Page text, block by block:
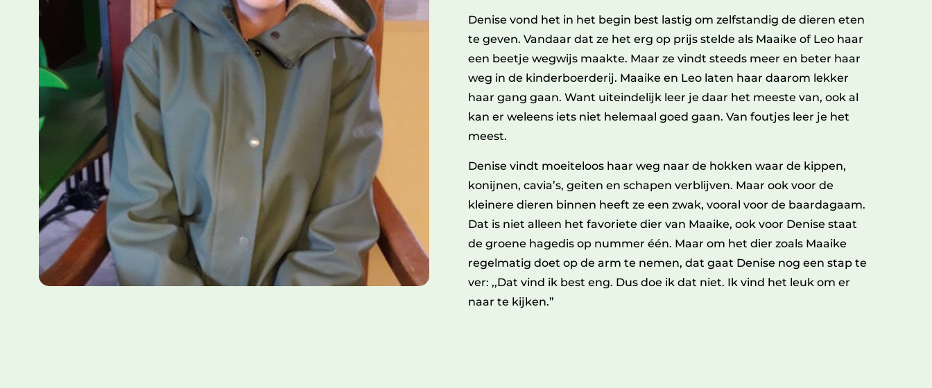
Denise vond het in het begin best lastig om zelfstandig de dieren eten
te geven. Vandaar dat ze het erg op prijs stelde als Maaike of Leo haar
een beetje wegwijs maakte. Maar ze vindt steeds meer en beter haar
weg in de kinderboerderij. Maaike en Leo laten haar daarom lekker
haar gang gaan. Want uiteindelijk leer je daar het meeste van, ook al
kan er weleens iets niet helemaal goed gaan. Van foutjes leer je het
meest.
Denise vindt moeiteloos haar weg naar de hokken waar de kippen,
konijnen, cavia’s, geiten en schapen verblijven. Maar ook voor de
kleinere dieren binnen heeft ze een zwak, vooral voor de baardagaam.
Dat is niet alleen het favoriete dier van Maaike, ook voor Denise staat
de groene hagedis op nummer één. Maar om het dier zoals Maaike
regelmatig doet op de arm te nemen, dat gaat Denise nog een stap te
ver: ,,Dat vind ik best eng. Dus doe ik dat niet. Ik vind het leuk om er
naar te kijken.”